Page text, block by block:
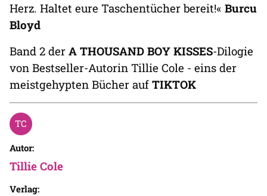
Herz. Haltet eure Taschentücher bereit!« Burcu
Bloyd
Band 2 der A THOUSAND BOY KISSES-Dilogie
von Bestseller-Autorin Tillie Cole - eins der
meistgehypten Bücher auf TIKTOK
Autor:
Tillie Cole
Verlag: